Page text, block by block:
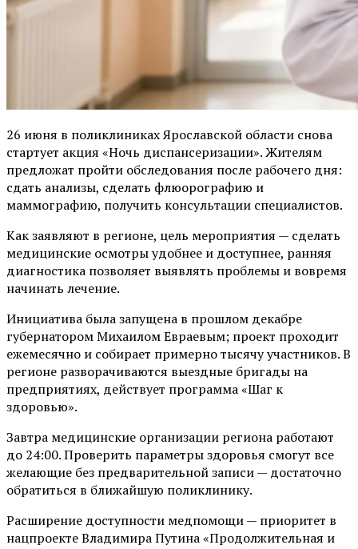
26 июня в поликлиниках Ярославской области снова
стартует акция «Ночь диспансеризации». Жителям
предложат пройти обследования после рабочего дня:
сдать анализы, сделать флюорографию и
маммографию, получить консультации специалистов.
Как заявляют в регионе, цель мероприятия — сделать
медицинские осмотры удобнее и доступнее, ранняя
диагностика позволяет выявлять проблемы и вовремя
начинать лечение.
Инициатива была запущена в прошлом декабре
губернатором Михаилом Евраевым; проект проходит
ежемесячно и собирает примерно тысячу участников. В
регионе разворачиваются выездные бригады на
предприятиях, действует программа «Шаг к
здоровью».
Завтра медицинские организации региона работают
до 24:00. Проверить параметры здоровья смогут все
желающие без предварительной записи — достаточно
обратиться в ближайшую поликлинику.
Расширение доступности медпомощи — приоритет в
нацпроекте Владимира Путина «Продолжительная и